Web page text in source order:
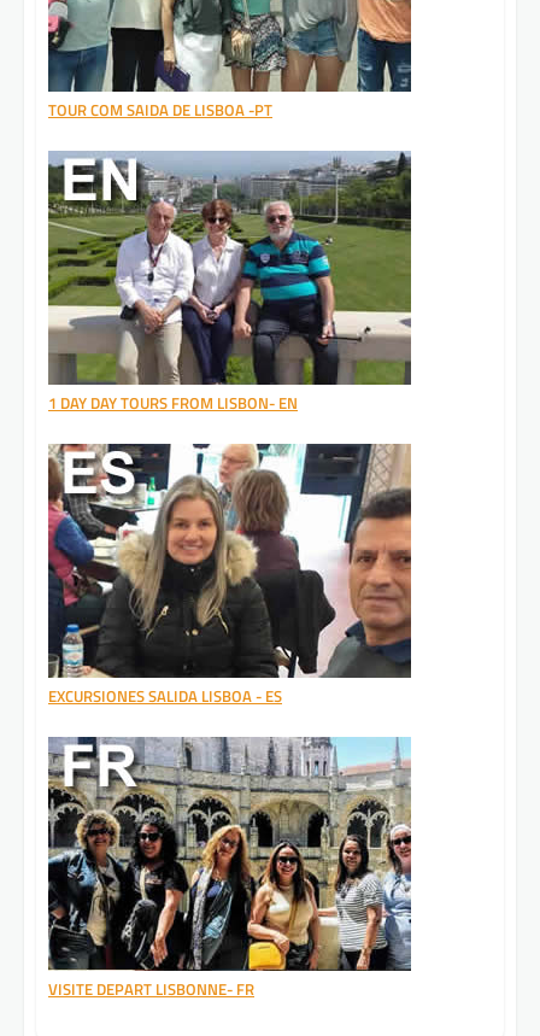
TOUR COM SAIDA DE LISBOA -PT
1 DAY DAY TOURS FROM LISBON- EN
EXCURSIONES SALIDA LISBOA - ES
VISITE DEPART LISBONNE- FR